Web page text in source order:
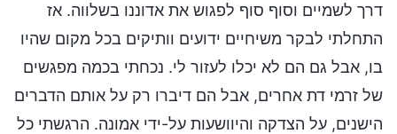
דרך לשמיים וסוף סוף לפגוש את אדוננו בשלווה. אז
התחלתי לבקר משיחיים ידועים וותיקים בכל מקום שהיו
בו, אבל גם הם לא יכלו לעזור לי. נכחתי בכמה מפגשים
של זרמי דת אחרים, אבל הם דיברו רק על אותם הדברים
הישנים, על הצדקה והיוושעות על-ידי אמונה. הרגשתי כל